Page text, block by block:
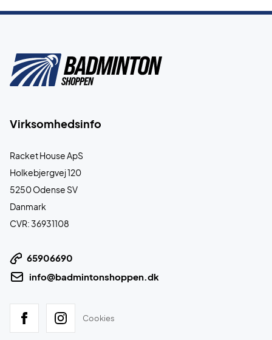
Virksomhedsinfo
Racket House ApS
Holkebjergvej 120
5250 Odense SV
Danmark
CVR: 36931108
65906690
info@badmintonshoppen.dk
Cookies